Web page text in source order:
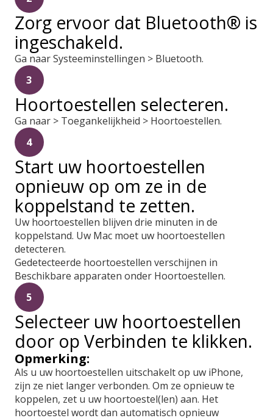
Zorg ervoor dat Bluetooth® is
ingeschakeld.
Ga naar Systeeminstellingen > Bluetooth.
3
Hoortoestellen selecteren.
Ga naar > Toegankelijkheid > Hoortoestellen.
4
Start uw hoortoestellen
opnieuw op om ze in de
koppelstand te zetten.
Uw hoortoestellen blijven drie minuten in de
koppelstand. Uw Mac moet uw hoortoestellen
detecteren.
Gedetecteerde hoortoestellen verschijnen in
Beschikbare apparaten onder Hoortoestellen.
5
Selecteer uw hoortoestellen
door op Verbinden te klikken.
Opmerking:
Als u uw hoortoestellen uitschakelt op uw iPhone,
zijn ze niet langer verbonden. Om ze opnieuw te
koppelen, zet u uw hoortoestel(len) aan. Het
hoortoestel wordt dan automatisch opnieuw